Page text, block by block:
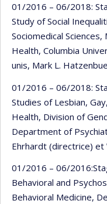
01/2016 – 06/2018:
Study of Social
Sociomedical Sciences,
Health, Columbia
unis, Mark L.
01/2016 – 06/2018:
Studies of Lesbian,
Health, Division of
Department of
Ehrhardt (directrice)
01/2016 – 06/
Behavioral and
Behavioral Medicine,